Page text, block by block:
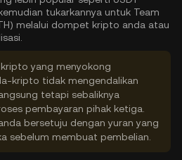
tukarkannya untuk Team
melalui dompet kripto anda atau
yang menyokong
kripto tidak mengendalikan
tetapi sebaliknya
pembayaran pihak ketiga.
bersetuju dengan yuran yang
sebelum membuat pembelian.